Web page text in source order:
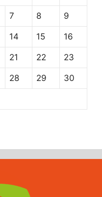
7 8 9
14 15 16
21 22 23
28 29 30